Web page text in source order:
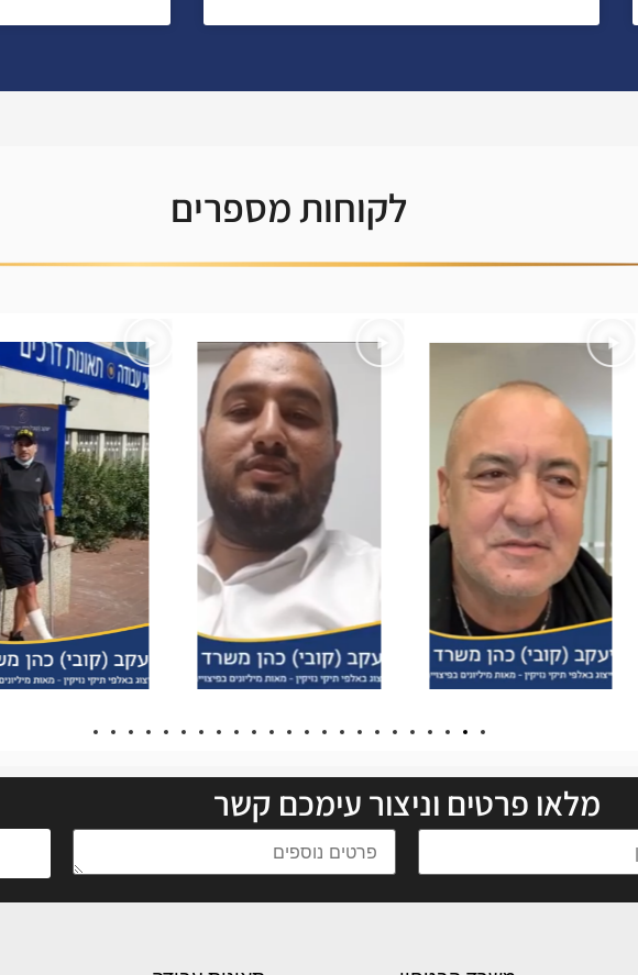
לקוחות מספרים
מלאו פרטים וניצור עימכם קשר